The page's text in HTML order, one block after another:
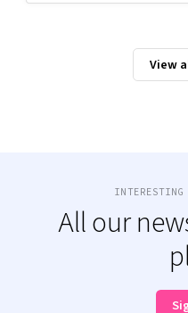
View
INTERESTING
All our